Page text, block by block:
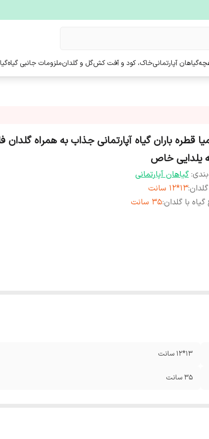
گیاهان آپارتمانیخاک، کود و آفت کشگل و گلدانملزومات جانبی گیاه
قطره باران گیاه آپارتمانی جذاب به همراه گلدان
یلدایی خاص
: گیاهان آپارتمانی
گلدان:13*12 سانت
گیاه با گلدان:35 سانت
13*12 سانت
35 سانت